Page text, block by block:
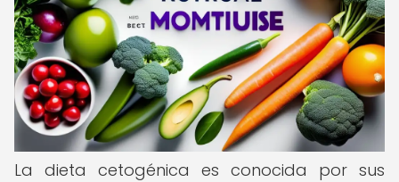
La dieta cetogénica es conocida por sus